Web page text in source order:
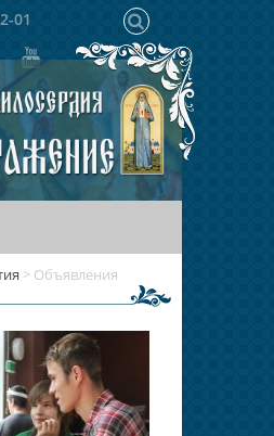
01
> Объявления